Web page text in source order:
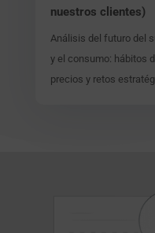
nuestros clientes)
Análisis del futuro del
y el consumo: hábitos
precios y retos